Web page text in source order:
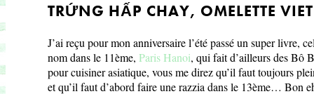
TRỨNG HẤP CHAY, OMELETTE
J’ai reçu pour mon anniversaire l’été passé un super livre,
nom dans le 11ème, Paris Hanoi, qui fait d’ailleurs des Bô
pour cuisiner asiatique, vous me direz qu’il faut toujours
et qu’il faut d’abord faire une razzia dans le 13ème… Bon